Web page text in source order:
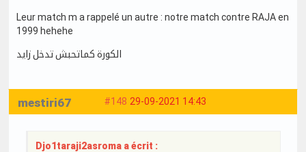
Leur match m a rappelé un autre : notre match contre RAJA en
1999 hehehe
الكورة كماتحبش تدخل زايد
#148 29-09-2021 14:43
mestiri67
Djo1taraji2asroma a écrit :